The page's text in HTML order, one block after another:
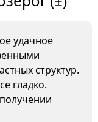
удачное
структур.
гладко.